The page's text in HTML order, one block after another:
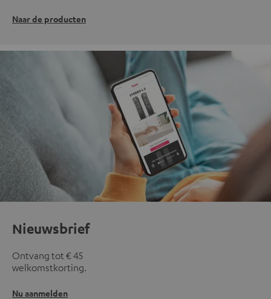
Naar de producten
Nieuwsbrief
Ontvang tot € 45
welkomstkorting.
Nu aanmelden